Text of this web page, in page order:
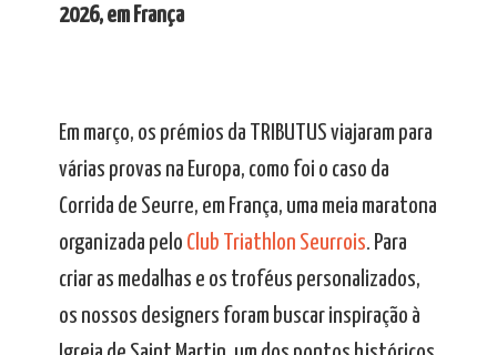
2026, em França
Em março, os prémios da TRIBUTUS viajaram para
várias provas na Europa, como foi o caso da
Corrida de Seurre, em França, uma meia maratona
organizada pelo Club Triathlon Seurrois. Para
criar as medalhas e os troféus personalizados,
os nossos designers foram buscar inspiração à